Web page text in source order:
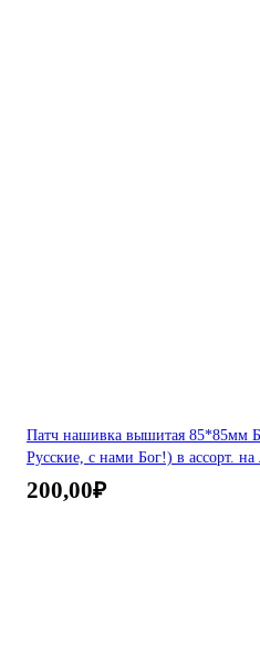
Патч нашивка вышитая 85*85мм
Русские, с нами Бог!) в ассорт. на
200,00₽